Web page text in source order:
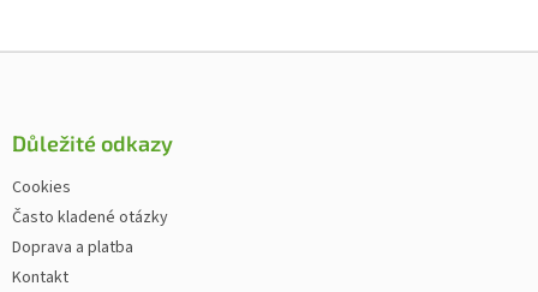
Zápatí
Důležité odkazy
Cookies
Často kladené otázky
Doprava a platba
Kontakt